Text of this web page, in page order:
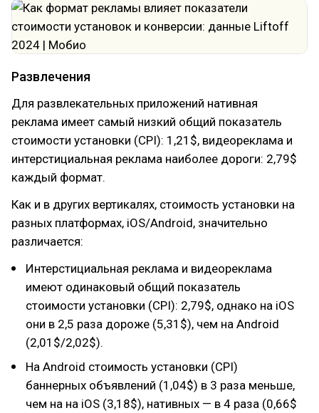
Развлечения
Для развлекательных приложений нативная
реклама имеет самый низкий общий показатель
стоимости установки (CPI): 1,21$, видеореклама и
интерстициальная реклама наиболее дороги: 2,79$
каждый формат.
Как и в других вертикалях, стоимость установки на
разных платформах, iOS/Android, значительно
различается:
Интерстициальная реклама и видеореклама
имеют одинаковый общий показатель
стоимости установки (CPI): 2,79$, однако на iOS
они в 2,5 раза дороже (5,31$), чем на Android
(2,01$/2,02$).
На Android стоимость установки (CPI)
баннерных объявлений (1,04$) в 3 раза меньше,
чем на на iOS (3,18$), нативных — в 4 раза (0,66$